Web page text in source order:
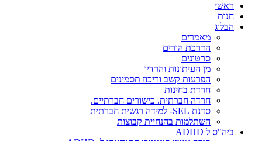
ראשי
חנות
הבלוג
מאמרים
הדרכת הורים
סרטונים
מן העיתונות והרדיו
הפרעות קשב וריכוז תסמינים
חרדת בחינות
חרדה חברתית. כישורים חברתיים.
סדנת SEL- למידה רגשית חברתית
השתלמות בהנחיית קבוצות
ביה"ס ל ADHD